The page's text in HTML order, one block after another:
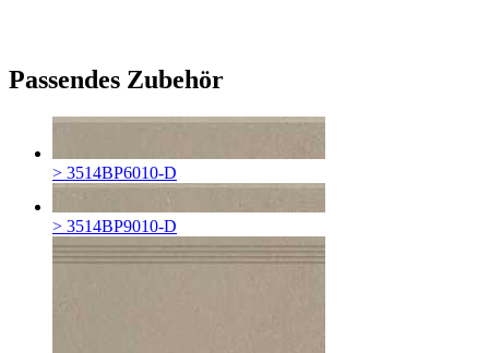
Passendes Zubehör
> 3514BP6010-D
> 3514BP9010-D